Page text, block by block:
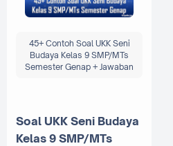
45+ Contoh Soal UKK Seni
Budaya Kelas 9 SMP/MTs
Semester Genap + Jawaban
Soal UKK Seni Budaya
Kelas 9 SMP/MTs